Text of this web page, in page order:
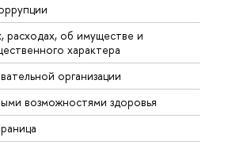
расходах, об имуществе и
характера
организации
возможностями здоровья